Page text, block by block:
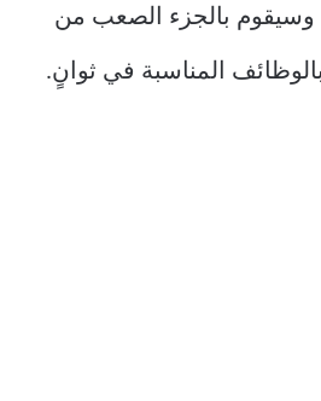
بالجزء الصعب من
المناسبة في ثوانٍ.